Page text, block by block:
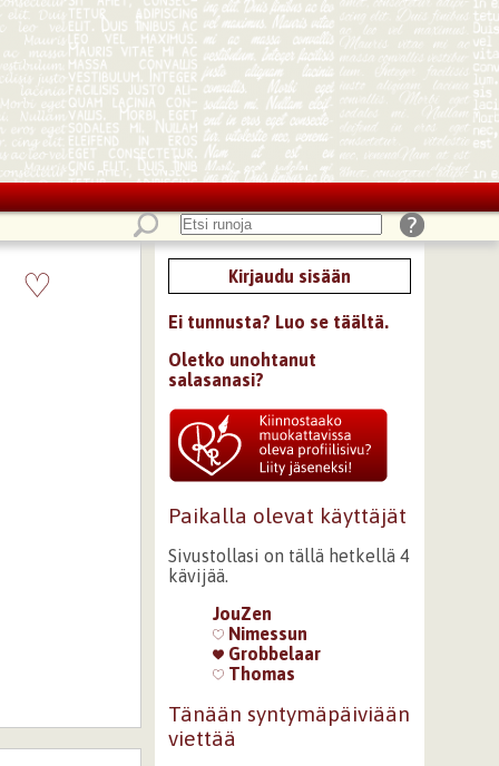
♡ Kirjaudu sisään
Ei tunnusta? Luo se täältä.
Oletko unohtanut
salasanasi?
Paikalla olevat käyttäjät
Sivustollasi on tällä hetkellä 4
kävijää.
JouZen
Nimessun
Grobbelaar
Thomas
Tänään syntymäpäiviään
viettää